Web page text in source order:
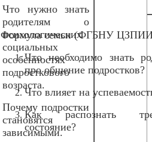
Формула семьи (ФГБНУ
Что необходимо знать
про общение подростков?
Что влияет на
Как распознать
состояние?
Что нужно знать
родителям о
психологических
социальных
особенностях
подросткового
возраста.
Почему подростки
становятся
зависимыми.